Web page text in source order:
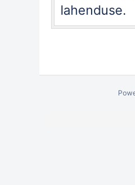
lahenduse.